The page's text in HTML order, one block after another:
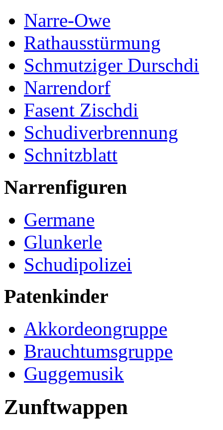
Narre-Owe
Rathausstürmung
Schmutziger Durschdi
Narrendorf
Fasent Zischdi
Schudiverbrennung
Schnitzblatt
Narrenfiguren
Germane
Glunkerle
Schudipolizei
Patenkinder
Akkordeongruppe
Brauchtumsgruppe
Guggemusik
Zunftwappen